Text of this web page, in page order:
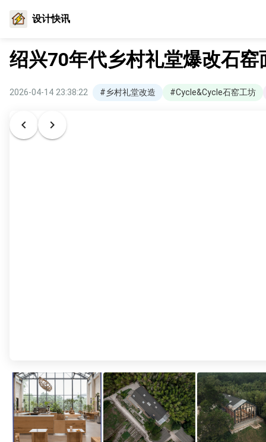
设计快讯
绍兴70年代乡村礼堂爆改石
2026-04-14 23:38:22 #乡村礼堂改造 #Cycle&Cycle石窑工坊